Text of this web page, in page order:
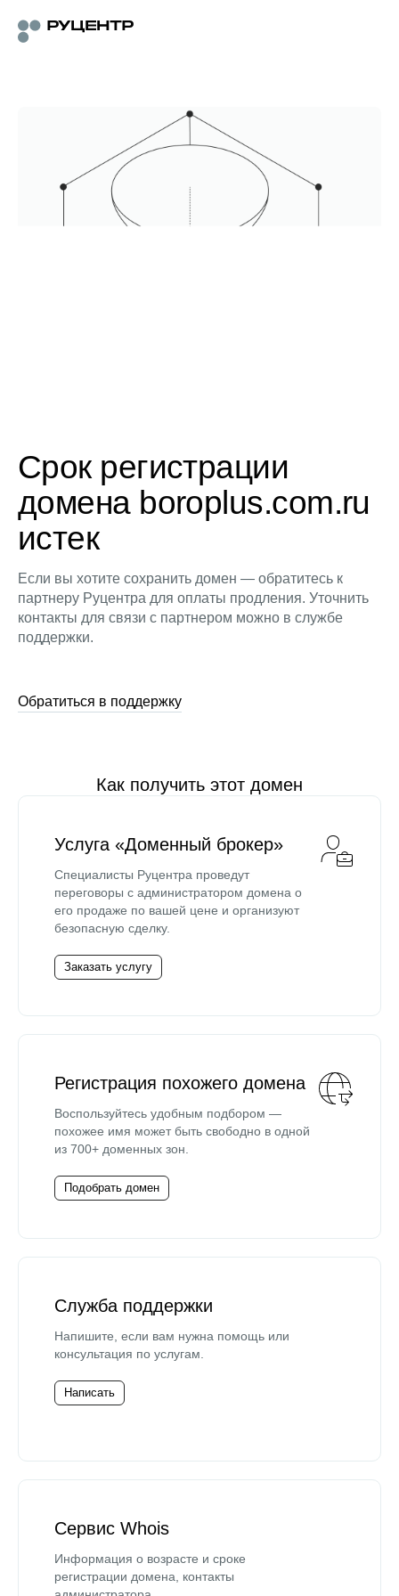
Срок регистрации
домена boroplus.com.ru
истек
Если вы хотите сохранить домен — обратитесь к
партнеру Руцентра для оплаты продления. Уточнить
контакты для связи с партнером можно в службе
поддержки.
Обратиться в поддержку
Как получить этот домен
Услуга «Доменный брокер»
Специалисты Руцентра проведут
переговоры с администратором домена о
его продаже по вашей цене и организуют
безопасную сделку.
Заказать услугу
Регистрация похожего домена
Воспользуйтесь удобным подбором —
похожее имя может быть свободно в одной
из 700+ доменных зон.
Подобрать домен
Служба поддержки
Напишите, если вам нужна помощь или
консультация по услугам.
Написать
Сервис Whois
Информация о возрасте и сроке
регистрации домена, контакты